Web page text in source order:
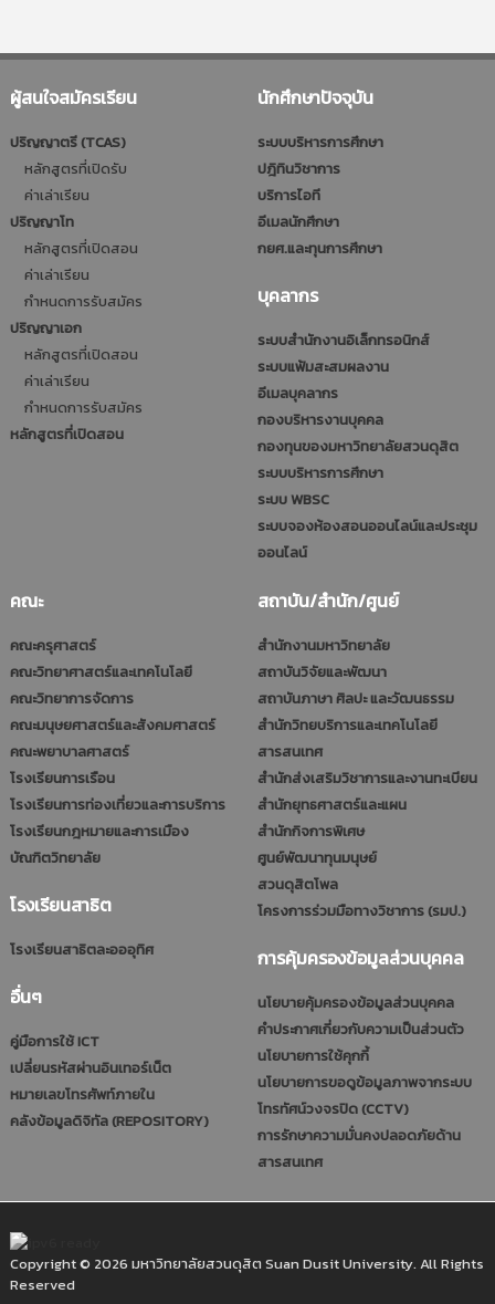
ผู้สนใจสมัครเรียน
ปริญญาตรี (TCAS)
หลักสูตรที่เปิดรับ
ค่าเล่าเรียน
ปริญญาโท
หลักสูตรที่เปิดสอน
ค่าเล่าเรียน
กำหนดการรับสมัคร
ปริญญาเอก
หลักสูตรที่เปิดสอน
ค่าเล่าเรียน
กำหนดการรับสมัคร
หลักสูตรที่เปิดสอน
นักศึกษาปัจจุบัน
ระบบบริหารการศึกษา
ปฎิทินวิชาการ
บริการไอที
อีเมลนักศึกษา
กยศ.และทุนการศึกษา
บุคลากร
ระบบสำนักงานอิเล็กทรอนิกส์
ระบบแฟ้มสะสมผลงาน
อีเมลบุคลากร
กองบริหารงานบุคคล
กองทุนของมหาวิทยาลัยสวนดุสิต
ระบบบริหารการศึกษา
ระบบ WBSC
ระบบจองห้องสอนออนไลน์และประชุม
ออนไลน์
คณะ
คณะครุศาสตร์
คณะวิทยาศาสตร์และเทคโนโลยี
คณะวิทยาการจัดการ
คณะมนุษยศาสตร์และสังคมศาสตร์
คณะพยาบาลศาสตร์
โรงเรียนการเรือน
โรงเรียนการท่องเที่ยวและการบริการ
โรงเรียนกฎหมายและการเมือง
บัณฑิตวิทยาลัย
โรงเรียนสาธิต
โรงเรียนสาธิตละอออุทิศ
อื่นๆ
คู่มือการใช้ ICT
เปลี่ยนรหัสผ่านอินเทอร์เน็ต
หมายเลขโทรศัพท์ภายใน
คลังข้อมูลดิจิทัล (REPOSITORY)
สถาบัน/สำนัก/ศูนย์
สำนักงานมหาวิทยาลัย
สถาบันวิจัยและพัฒนา
สถาบันภาษา ศิลปะ และวัฒนธรรม
สำนักวิทยบริการและเทคโนโลยี
สารสนเทศ
สำนักส่งเสริมวิชาการและงานทะเบียน
สำนักยุทธศาสตร์และแผน
สำนักกิจการพิเศษ
ศูนย์พัฒนาทุนมนุษย์
สวนดุสิตโพล
โครงการร่วมมือทางวิชาการ (รมป.)
การคุ้มครองข้อมูลส่วนบุคคล
นโยบายคุ้มครองข้อมูลส่วนบุคคล
คำประกาศเกี่ยวกับความเป็นส่วนตัว
นโยบายการใช้คุกกี้
นโยบายการขอดูข้อมูลภาพจากระบบ
โทรทัศน์วงจรปิด (CCTV)
การรักษาความมั่นคงปลอดภัยด้าน
สารสนเทศ
Copyright © 2026 มหาวิทยาลัยสวนดุสิต Suan Dusit University. All Rights
Reserved